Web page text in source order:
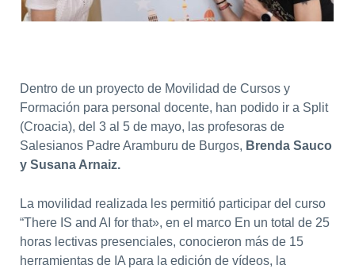
Dentro de un proyecto de Movilidad de Cursos y
Formación para personal docente, han podido ir a Split
(Croacia), del 3 al 5 de mayo, las profesoras de
Salesianos Padre Aramburu de Burgos, Brenda Sauco
y Susana Arnaiz.
La movilidad realizada les permitió participar del curso
“There IS and AI for that», en el marco En un total de 25
horas lectivas presenciales, conocieron más de 15
herramientas de IA para la edición de vídeos, la